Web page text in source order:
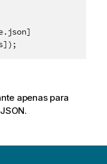
apenas para